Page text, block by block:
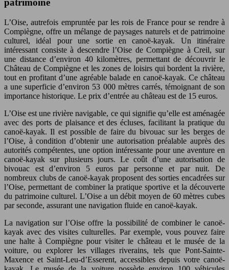
patrimoine
L’Oise, autrefois empruntée par les rois de France pour se rendre à
Compiègne, offre un mélange de paysages naturels et de patrimoine
culturel, idéal pour une sortie en canoë-kayak. Un itinéraire
intéressant consiste à descendre l’Oise de Compiègne à Creil, sur
une distance d’environ 40 kilomètres, permettant de découvrir le
Château de Compiègne et les zones de loisirs qui bordent la rivière,
tout en profitant d’une agréable balade en canoë-kayak. Ce château
a une superficie d’environ 53 000 mètres carrés, témoignant de son
importance historique. Le prix d’entrée au château est de 15 euros.
L’Oise est une rivière navigable, ce qui signifie qu’elle est aménagée
avec des ports de plaisance et des écluses, facilitant la pratique du
canoë-kayak. Il est possible de faire du bivouac sur les berges de
l’Oise, à condition d’obtenir une autorisation préalable auprès des
autorités compétentes, une option intéressante pour une aventure en
canoë-kayak sur plusieurs jours. Le coût d’une autorisation de
bivouac est d’environ 5 euros par personne et par nuit. De
nombreux clubs de canoë-kayak proposent des sorties encadrées sur
l’Oise, permettant de combiner la pratique sportive et la découverte
du patrimoine culturel. L’Oise a un débit moyen de 60 mètres cubes
par seconde, assurant une navigation fluide en canoë-kayak.
La navigation sur l’Oise offre la possibilité de combiner le canoë-
kayak avec des visites culturelles. Par exemple, vous pouvez faire
une halte à Compiègne pour visiter le château et le musée de la
voiture, ou explorer les villages riverains, tels que Pont-Sainte-
Maxence et Saint-Leu-d’Esserent, accessibles depuis votre canoë-